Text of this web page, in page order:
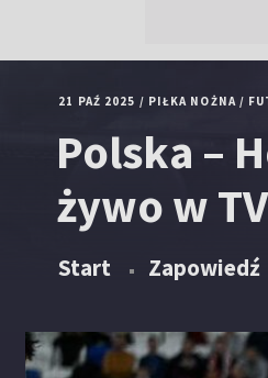
21 PAŹ 2025 / PIŁKA NOŻNA/
Polska –
żywo w
Start Zapowiedź